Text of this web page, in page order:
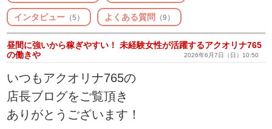
インタビュー （5） よくある質問 （9）
昼間に強いから稼ぎやすい！ 未経験女性が活躍するアクオリナ765
の働きや
2026年6月7日（日）10:50
いつもアクオリナ765の
店長ブログをご覧頂き
ありがとうございます！